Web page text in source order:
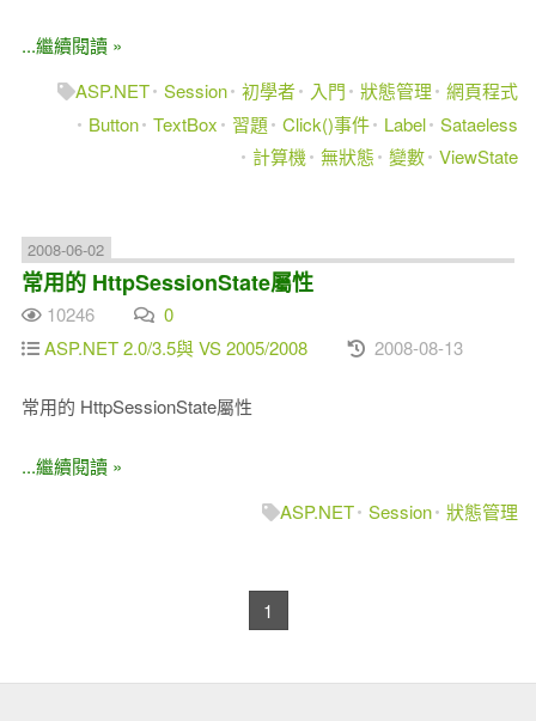
...繼續閱讀 »
ASP.NET Session 初學者 入門 狀態管理
網頁程式
Button TextBox 習題 Click()事件 Label Sataeless
計算機
無狀態 變數 ViewState
2008-06-02
常用的 HttpSessionState屬性
10246
0
ASP.NET 2.0/3.5與 VS 2005/2008
2008-08-13
常用的 HttpSessionState屬性
...繼續閱讀 »
ASP.NET Session 狀態管理
1